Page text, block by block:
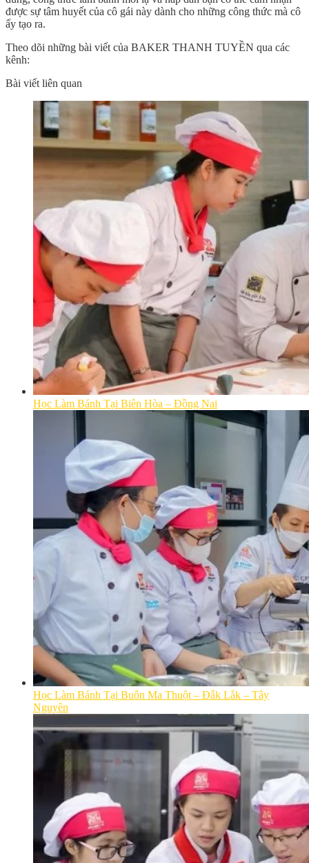
được sự tâm huyết của cô gái này dành cho những công thức mà cô
ấy tạo ra.
Theo dõi những bài viết của BAKER THANH TUYỀN qua các
kênh:
Bài viết liên quan
Học Làm Bánh Tại Biên Hòa – Đồng Nai
Học Làm Bánh Tại Buôn Ma Thuột – Đắk Lắk – Tây
Nguyên